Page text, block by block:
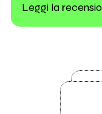
Leggi la